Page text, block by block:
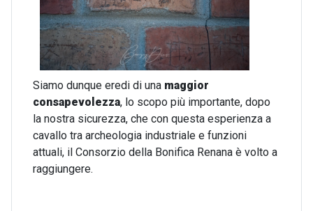
Siamo dunque eredi di una maggior
consapevolezza, lo scopo più importante, dopo
la nostra sicurezza, che con questa esperienza a
cavallo tra archeologia industriale e funzioni
attuali, il Consorzio della Bonifica Renana è volto a
raggiungere.